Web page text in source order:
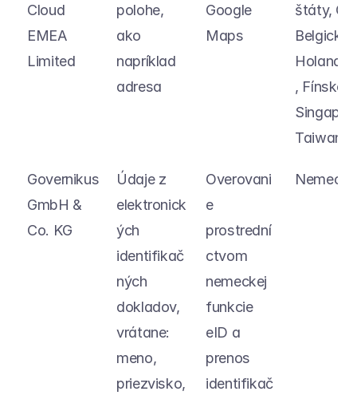
Cloud
EMEA
Limited
polohe,
ako
napríklad
adresa
Google
Maps
štáty,
Belgicko,
, Fínsko,
Singapur,
Taiwan
Governikus
GmbH &
Co. KG
Údaje z
elektronick
ých
identifikač
ných
dokladov,
vrátane:
meno,
priezvisko,
Overovani
e
prostrední
ctvom
nemeckej
funkcie
eID a
prenos
identifikač
Nemecko